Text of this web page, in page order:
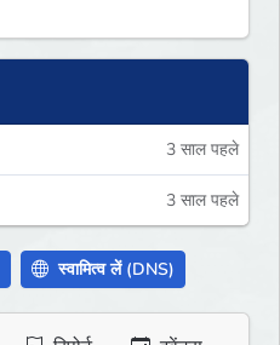
3 साल पहले
3 साल पहले
स्वामित्व लें (DNS)